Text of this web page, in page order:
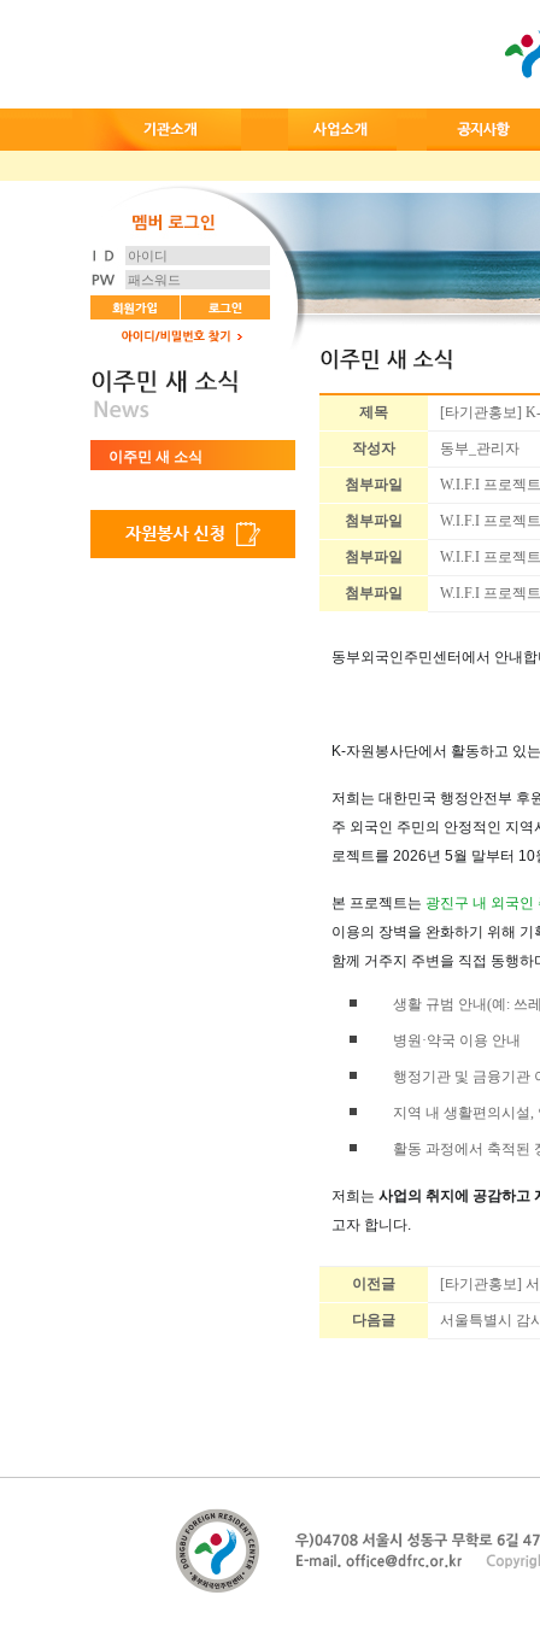
이주민 새 소식
제목 [타기관홍보]
작성자 동부_관리자
첨부파일 W.I.F.I 프로젝
첨부파일 W.I.F.I 프로젝
첨부파일 W.I.F.I 프로젝
첨부파일 W.I.F.I 프로젝
동부외국인주민센터에서 안내
K-자원봉사단에서 활동하고 있
저희는 대한민국 행정안전부 후
주 외국인 주민의 안정적인 지
로젝트를 2026년 5월 말부터
본 프로젝트는 광진구 내 외국인
이용의 장벽을 완화하기 위해
함께 거주지 주변을 직접 동행
생활 규범 안내(예: 쓰
병원·약국 이용 안내
행정기관 및 금융기관
지역 내 생활편의시설
활동 과정에서 축적된
저희는 사업의 취지에 공감하고
고자 합니다.
이전글 [타기관홍보]
다음글 서울특별시 감